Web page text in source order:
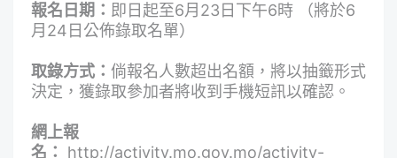
報名日期： 即日起至6月23日下午6時 （將於6
月24日公佈錄取名單）
取錄方式： 倘報名人數超出名額，將以抽籤形式
決定，獲錄取參加者將收到手機短訊以確認。
網上報
名：
http://activity.mo.gov.mo/activity-